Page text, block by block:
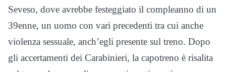
Seveso, dove avrebbe festeggiato il compleanno di un
39enne, un uomo con vari precedenti tra cui anche
violenza sessuale, anch’egli presente sul treno. Dopo
gli accertamenti dei Carabinieri, la capotreno è risalita